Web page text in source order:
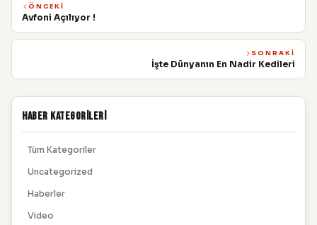
ÖNCEKI
Avfoni Açılıyor !
SONRAKI
İşte Dünyanın En Nadir Kedileri
Haber Kategorileri
Tüm Kategoriler
Uncategorized
Haberler
Video